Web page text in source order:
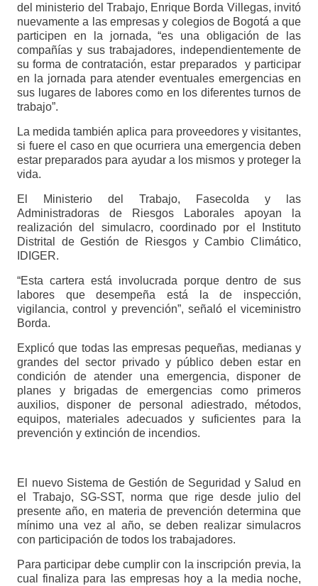
del ministerio del Trabajo, Enrique Borda Villegas, invitó
nuevamente a las empresas y colegios de Bogotá a que
participen en la jornada, “es una obligación de las
compañías y sus trabajadores, independientemente de
su forma de contratación, estar preparados y participar
en la jornada para atender eventuales emergencias en
sus lugares de labores como en los diferentes turnos de
trabajo”.
La medida también aplica para proveedores y visitantes,
si fuere el caso en que ocurriera una emergencia deben
estar preparados para ayudar a los mismos y proteger la
vida.
El Ministerio del Trabajo, Fasecolda y las
Administradoras de Riesgos Laborales apoyan la
realización del simulacro, coordinado por el Instituto
Distrital de Gestión de Riesgos y Cambio Climático,
IDIGER.
“Esta cartera está involucrada porque dentro de sus
labores que desempeña está la de inspección,
vigilancia, control y prevención”, señaló el viceministro
Borda.
Explicó que todas las empresas pequeñas, medianas y
grandes del sector privado y público deben estar en
condición de atender una emergencia, disponer de
planes y brigadas de emergencias como primeros
auxilios, disponer de personal adiestrado, métodos,
equipos, materiales adecuados y suficientes para la
prevención y extinción de incendios.
El nuevo Sistema de Gestión de Seguridad y Salud en
el Trabajo, SG-SST, norma que rige desde julio del
presente año, en materia de prevención determina que
mínimo una vez al año, se deben realizar simulacros
con participación de todos los trabajadores.
Para participar debe cumplir con la inscripción previa, la
cual finaliza para las empresas hoy a la media noche,